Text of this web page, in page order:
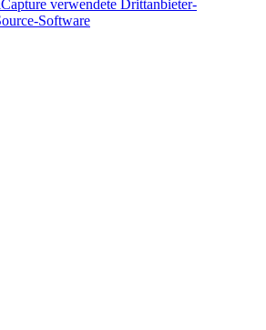
verwendete Drittanbieter-
Software